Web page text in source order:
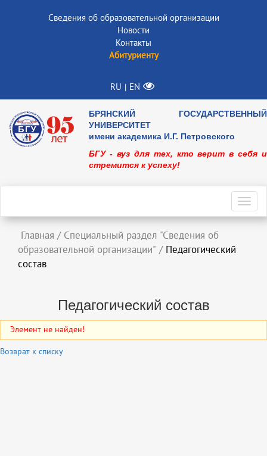
Сведения об образовательной организации
Новости
Контакты
Абитуриенту
RU | EN
БРЯНСКИЙ ГОСУДАРСТВЕННЫЙ
УНИВЕРСИТЕТ
имени академика И.Г. Петровского
БГУ - вуз для тех, кто верит в себя и
стремится к успеху!
Главная / Специальный раздел "Сведения об
образовательной организации" / Педагогический
состав
Педагогический состав
Элемент не найден!
Возврат к списку